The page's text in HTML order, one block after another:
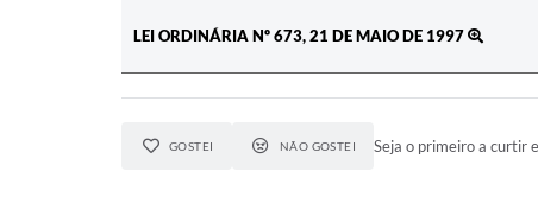
LEI ORDINÁRIA Nº 673, 21 DE MAIO DE 1997
GOSTEI NÃO GOSTEI Seja o primeiro a curtir